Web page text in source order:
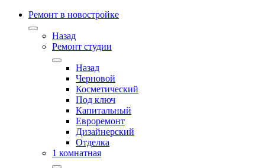
Ремонт в новостройке
Назад
Ремонт студии
Назад
Черновой
Косметический
Под ключ
Капитальный
Евроремонт
Дизайнерский
Отделка
1 комнатная